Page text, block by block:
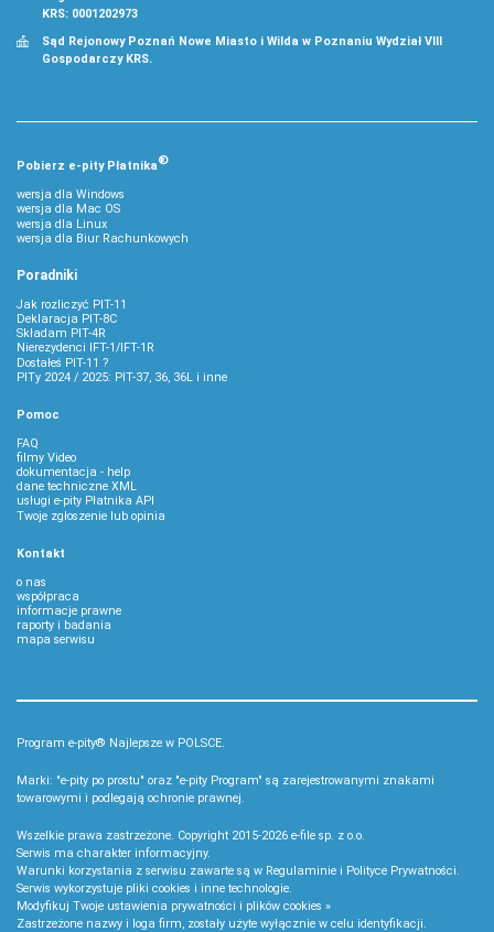
KRS: 0001202973
Sąd Rejonowy Poznań Nowe Miasto i Wilda w Poznaniu Wydział VIII
Gospodarczy KRS.
Pobierz e‑pity Płatnika®
wersja dla Windows
wersja dla Mac OS
wersja dla Linux
wersja dla Biur Rachunkowych
Poradniki
Jak rozliczyć PIT-11
Deklaracja PIT-8C
Składam PIT-4R
Nierezydenci IFT-1/IFT-1R
Dostałeś PIT-11 ?
PITy 2024 / 2025: PIT-37, 36, 36L i inne
Pomoc
FAQ
filmy Video
dokumentacja - help
dane techniczne XML
usługi e-pity Płatnika API
Twoje zgłoszenie lub opinia
Kontakt
o nas
współpraca
informacje prawne
raporty i badania
mapa serwisu
Program e-pity® Najlepsze w POLSCE.
Marki: "e-pity po prostu" oraz "e-pity Program" są zarejestrowanymi znakami
towarowymi i podlegają ochronie prawnej.
Wszelkie prawa zastrzeżone. Copyright 2015-2026 e-file sp. z o.o.
Serwis ma charakter informacyjny.
Warunki korzystania z serwisu zawarte są w Regulaminie i Polityce Prywatności.
Serwis wykorzystuje pliki cookies i inne technologie.
Modyfikuj Twoje ustawienia prywatności i plików cookies »
Zastrzeżone nazwy i loga firm, zostały użyte wyłącznie w celu identyfikacji.